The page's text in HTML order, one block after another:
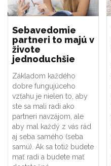
Sebavedomie
partneri to majú v
živote
jednoduchšie
Základom každého
dobre fungujúceho
vzťahu je nielen to, aby
ste sa mali radi ako
partneri navzájom, ale
aby mal každý z vás rád
aj seba samého (seba
samú). Ak sa totiž budete
mať radi a budete mať